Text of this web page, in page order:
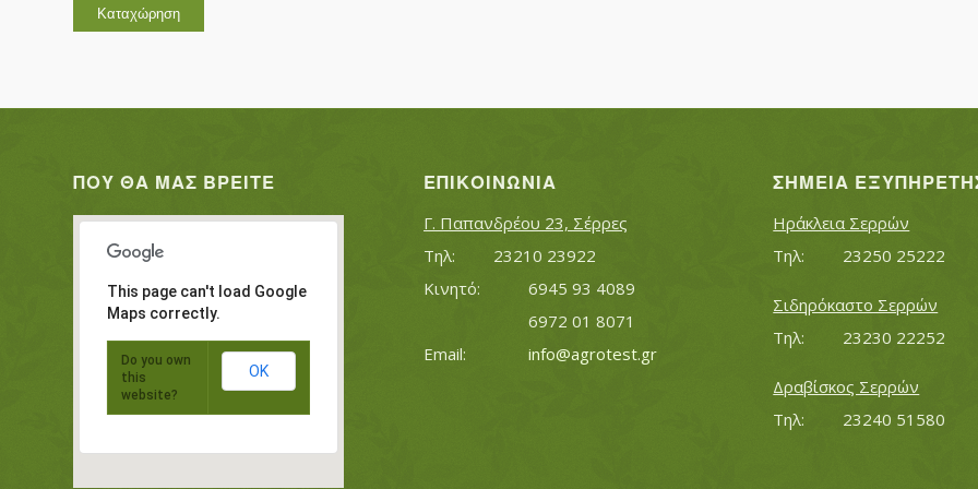
ΠΟΥ ΘΑ ΜΑΣ ΒΡΕΊΤΕ
This page can't load Google
Maps correctly.
Do you own
this
website?
OK
ΕΠΙΚΟΙΝΩΝΊΑ
Γ. Παπανδρέου 23, Σέρρες
Τηλ:		23210 23922
Κινητό:		6945 93 4089
			6972 01 8071
info@agrotest.gr
ΣΗΜΕΊΑ
Ηράκλεια Σερρών
Τηλ:		23250 25222
Σιδηρόκαστο Σερρών
Τηλ:		23230 22252
Δραβίσκος Σερρών
Τηλ:		23240 51580